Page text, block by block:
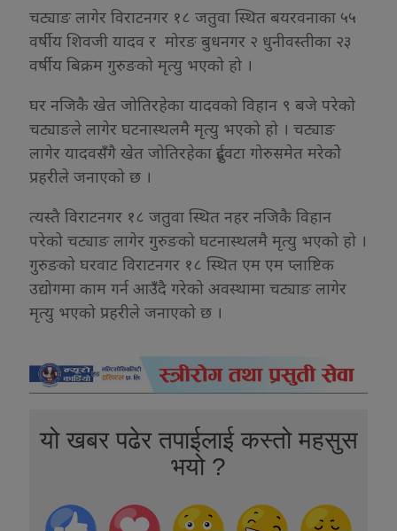
चट्याङ लागेर विराटनगर १८ जतुवा स्थित बयरवनाका ५५
वर्षीय शिवजी यादव र मोरङ बुधनगर २ धुनीवस्तीका २३
वर्षीय बिक्रम गुरुङको मृत्यु भएको हो ।
घर नजिकै खेत जोतिरहेका यादवको विहान ९ बजे परेको
चट्याङले लागेर घटनास्थलमै मृत्यु भएको हो । चट्याङ
लागेर यादवसँंगै खेत जोतिरहेका दुईवटा गोरुसमेत मरेकोे
प्रहरीले जनाएको छ ।
त्यस्तै विराटनगर १८ जतुवा स्थित नहर नजिकै विहान
परेको चट्याङ लागेर गुरुङको घटनास्थलमै मृत्यु भएको हो ।
गुरुङको घरवाट विराटनगर १८ स्थित एम एम प्लाष्टिक
उद्योगमा काम गर्न आउंँदै गरेको अवस्थामा चट्याङ लागेर
मृत्यु भएको प्रहरीले जनाएको छ ।
यो खबर पढेर तपाईलाई कस्तो महसुस
भयो ?